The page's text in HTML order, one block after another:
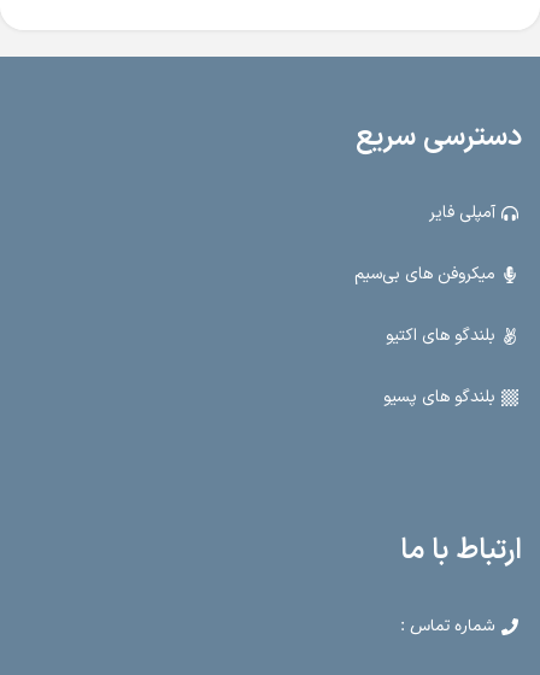
دسترسی سریع
آمپلی فایر
میکروفن های بی‌سیم
بلندگو های اکتیو
بلندگو های پسیو
ارتباط با ما
شماره تماس :